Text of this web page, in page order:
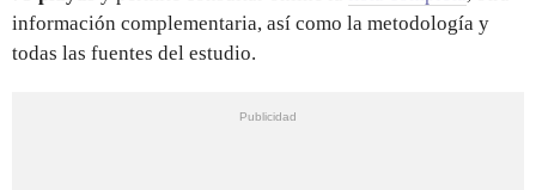
información complementaria, así como la metodología y
todas las fuentes del estudio.